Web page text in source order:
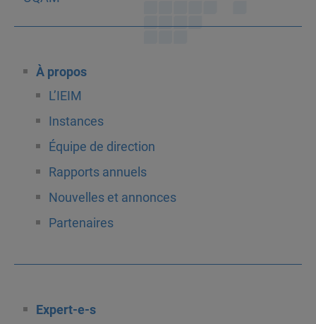
À propos
L’IEIM
Instances
Équipe de direction
Rapports annuels
Nouvelles et annonces
Partenaires
Expert-e-s